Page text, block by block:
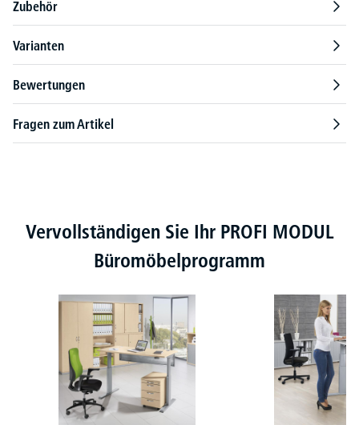
Zubehör
Varianten
Bewertungen
Fragen zum Artikel
Produktgalerie überspringen
Vervollständigen Sie Ihr PROFI MODUL
Büromöbelprogramm